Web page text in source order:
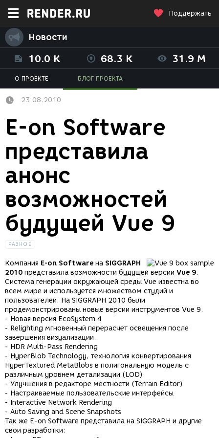
Поддержать
Новости
10.0 K 68.3 K 31.9 M
О ПРОЕКТЕ БЛОГ ПРОЕКТА
23.08.2010
E-on Software
представила
анонс
возможностей
будущей Vue 9
РАЗНОЕ
Компания E-on Software на SIGGRAPH
2010 представила возможности будущей версии Vue 9.
Система генерации окружающей среды Vue известна во
всем мире и используется множеством студий и
пользователей. На SIGGRAPH 2010 были
продемонстрированы новые версии инструментов Vue 9.
- Новая версия EcoSystem 4
- Relighting мгновенный перерасчет освещения после
завершения визуализации.
- HDR Multi-Pass Rendering
- HyperBlob Technology, технология конвертирования
HyperTextured MetaBlobs в полигональную модель с
различным уровнем детализации (LOD)
- Улучшения в редакторе местности (Terrain Editor)
- Настраиваемые пользовательские интерфейсы
- Interactive Network Rendering
- Auto Saving and Scene Snapshots
Так же E-on Software представила на SIGGRAPH и другие
свои разработки: